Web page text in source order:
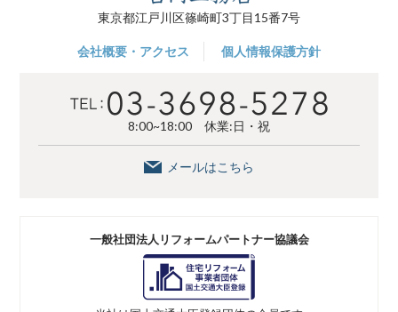
東京都江戸川区篠崎町3丁目15番7号
会社概要・アクセス 個人情報保護方針
8:00~18:00 休業:日・祝
メールはこちら
一般社団法人 リフォームパートナー協議会